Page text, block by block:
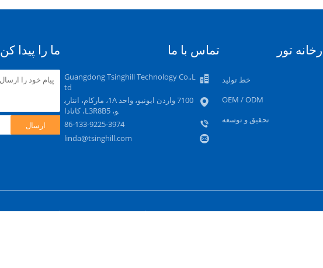
تور
خط تولید
OEM / ODM
تحقیق و توسعه
تماس با ما
Guangdong Tsinghill Technology Co.,L
td
7100 واردن ایونیو، واحد 1A، مارکام، انتاری
و، L3R8B5، کانادا
86-133-9225-3974
linda@tsinghill.com
ما را پیدا کن
ارسال
سیاست حفظ حریم خصوصی سایت موبایل